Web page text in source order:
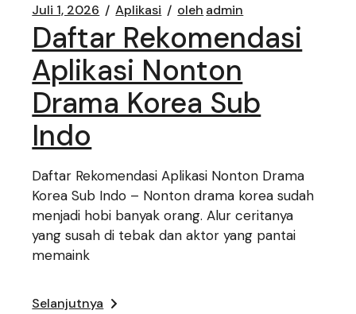
Juli 1, 2026 Aplikasi oleh admin
Daftar Rekomendasi
Aplikasi Nonton
Drama Korea Sub
Indo
Daftar Rekomendasi Aplikasi Nonton Drama
Korea Sub Indo – Nonton drama korea sudah
menjadi hobi banyak orang. Alur ceritanya
yang susah di tebak dan aktor yang pantai
memaink
Selanjutnya